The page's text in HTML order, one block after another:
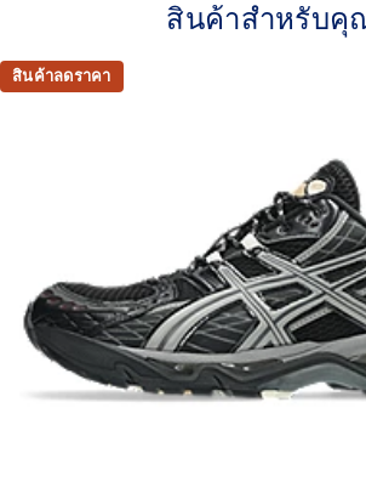
2010s design aesthetics
FLUIDFIT™ cage application for a
GUIDANCE TRUSSTIC™ support
At least 30% of the upper material is
The sockliner is produced with the
process that reduces water usage by
33% and carbon emissions by
compared to the conventional dyeing
สินค้าสำหรับคุ
สินค้าลดราคา